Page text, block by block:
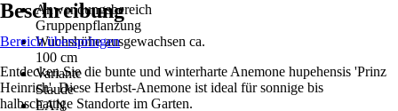
Anwendungsbereich
Gruppenpflanzung
Wuchshöhe ausgewachsen ca.
100 cm
Variante
Staude
EAN
Beschreibung
Bereich überspringen
Entdecken Sie die bunte und winterharte Anemone hupehensis 'Prinz
Heinrich'. Diese Herbst-Anemone ist ideal für sonnige bis
halbschattige Standorte im Garten.